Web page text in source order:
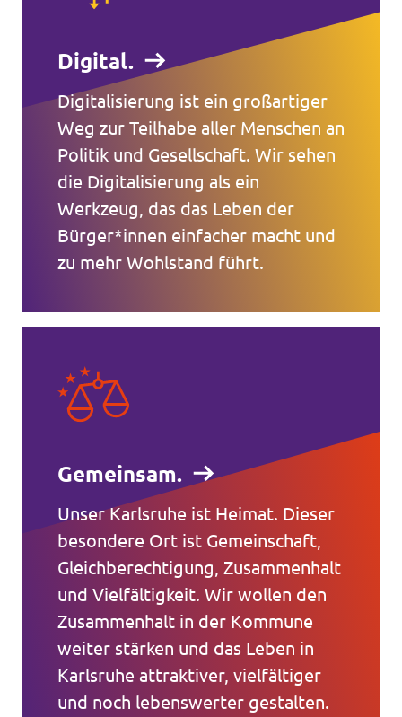
Digital.
Digitalisierung ist ein großartiger
Weg zur Teilhabe aller Menschen an
Politik und Gesellschaft. Wir sehen
die Digitalisierung als ein
Werkzeug, das das Leben der
Bürger*innen einfacher macht und
zu mehr Wohlstand führt.
Gemeinsam.
Unser Karlsruhe ist Heimat. Dieser
besondere Ort ist Gemeinschaft,
Gleichberechtigung, Zusammenhalt
und Vielfältigkeit. Wir wollen den
Zusammenhalt in der Kommune
weiter stärken und das Leben in
Karlsruhe attraktiver, vielfältiger
und noch lebenswerter gestalten.